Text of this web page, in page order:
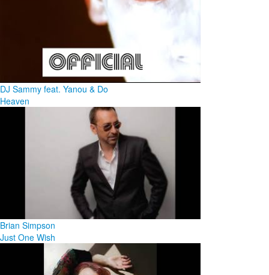
DJ Sammy feat. Yanou & Do
Heaven
Brian Simpson
Just One Wish